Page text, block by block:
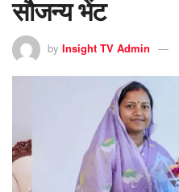
सौजन्य भेंट
by Insight TV Admin